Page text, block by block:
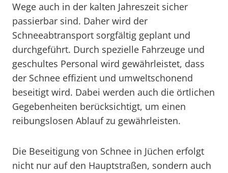
Wege auch in der kalten Jahreszeit sicher
passierbar sind. Daher wird der
Schneeabtransport sorgfältig geplant und
durchgeführt. Durch spezielle Fahrzeuge und
geschultes Personal wird gewährleistet, dass
der Schnee effizient und umweltschonend
beseitigt wird. Dabei werden auch die örtlichen
Gegebenheiten berücksichtigt, um einen
reibungslosen Ablauf zu gewährleisten.
Die Beseitigung von Schnee in Jüchen erfolgt
nicht nur auf den Hauptstraßen, sondern auch